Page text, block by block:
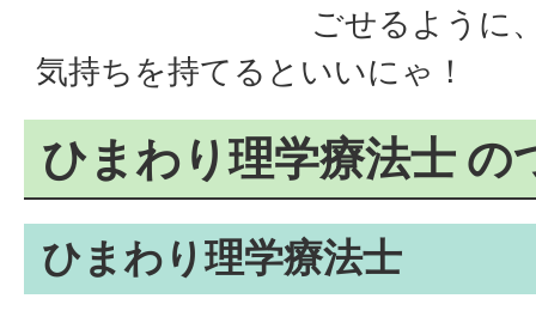
ごせるように
気持ちを持てるといいにゃ！
ひまわり理学療法士 の
ひまわり理学療法士